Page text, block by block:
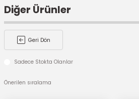
Diğer Ürünler
Geri Dön
Sadece Stokta Olanlar